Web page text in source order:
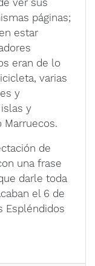
ver sus
páginas;
estar
eran de lo
varias
y
y
Marruecos.
de
una frase
darle toda
el 6 de
Espléndidos